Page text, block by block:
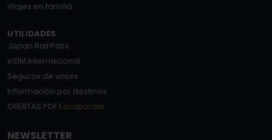
Viajes en familia
UTILIDADES
Japan Rail Pass
eSIM Internacional
Seguros de viajes
Información por destinos
OFERTAS PDF Escaparate
NEWSLETTER